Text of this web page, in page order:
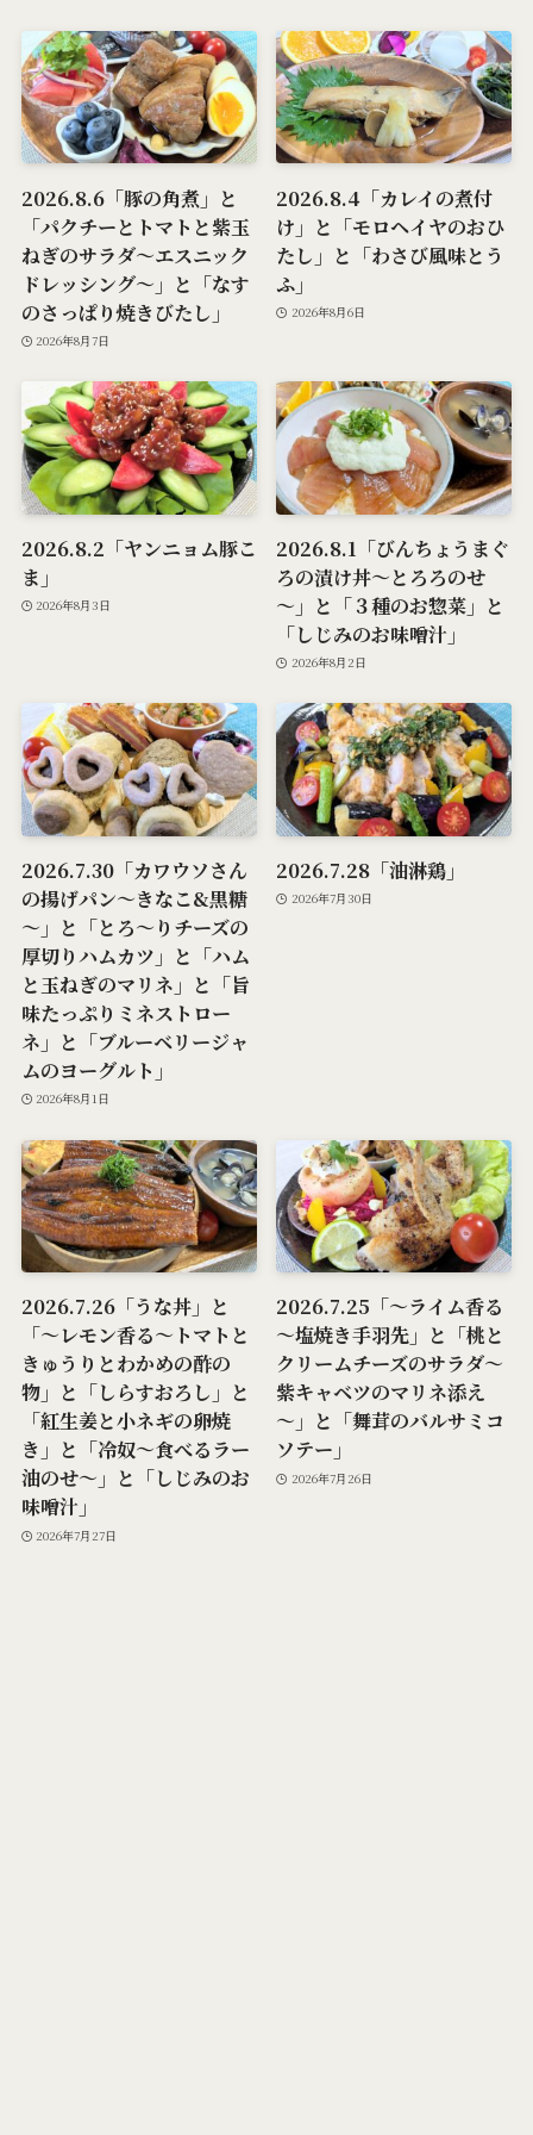
2026.8.6「豚の角煮」と
「パクチーとトマトと紫玉
ねぎのサラダ～エスニック
ドレッシング～」と「なす
のさっぱり焼きびたし」
2026年8月7日
2026.8.4「カレイの煮付
け」と「モロヘイヤのおひ
たし」と「わさび風味とう
ふ」
2026年8月6日
2026.8.2「ヤンニョム豚こ
ま」
2026年8月3日
2026.8.1「びんちょうまぐ
ろの漬け丼～とろろのせ
～」と「３種のお惣菜」と
「しじみのお味噌汁」
2026年8月2日
2026.7.30「カワウソさん
の揚げパン～きなこ&黒糖
～」と「とろ～りチーズの
厚切りハムカツ」と「ハム
と玉ねぎのマリネ」と「旨
味たっぷりミネストロー
ネ」と「ブルーベリージャ
ムのヨーグルト」
2026年8月1日
2026.7.28「油淋鶏」
2026年7月30日
2026.7.26「うな丼」と
「～レモン香る～トマトと
きゅうりとわかめの酢の
物」と「しらすおろし」と
「紅生姜と小ネギの卵焼
き」と「冷奴～食べるラー
油のせ～」と「しじみのお
味噌汁」
2026年7月27日
2026.7.25「～ライム香る
～塩焼き手羽先」と「桃と
クリームチーズのサラダ～
紫キャベツのマリネ添え
～」と「舞茸のバルサミコ
ソテー」
2026年7月26日